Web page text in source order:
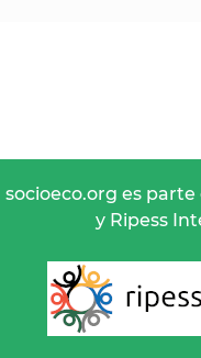
socioeco.org es
y Ripess